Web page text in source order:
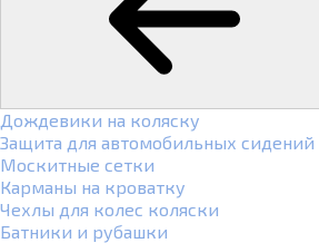
Дождевики на коляску
Защита для автомобильных сидений
Москитные сетки
Карманы на кроватку
Чехлы для колес коляски
Батники и рубашки